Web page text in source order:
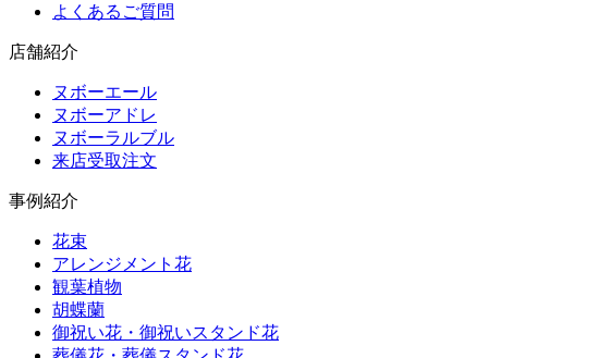
よくあるご質問
店舗紹介
ヌボーエール
ヌボーアドレ
ヌボーラルブル
来店受取注文
事例紹介
花束
アレンジメント花
観葉植物
胡蝶蘭
御祝い花・御祝いスタンド花